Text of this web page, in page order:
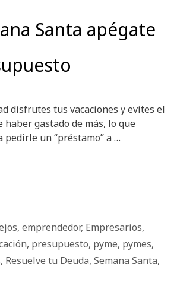
Santa apégate
disfrutes tus vacaciones y evites el
gastado de más, lo que
un “préstamo” a …
, emprendedor, Empresarios,
, presupuesto, pyme, pymes,
, Resuelve tu Deuda, Semana Santa,